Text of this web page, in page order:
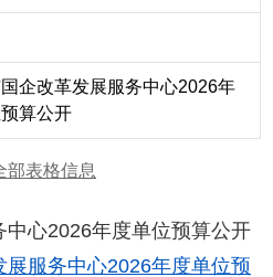
企改革发展服务中心2026年
算公开
部表格信息
心2026年度单位预算公开
展服务中心2026年度单位预